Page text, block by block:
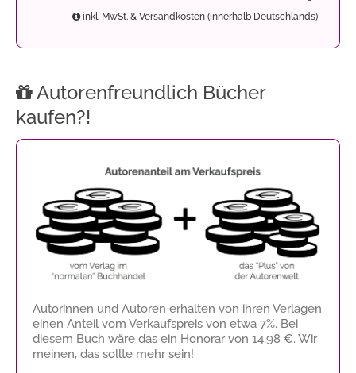
inkl. MwSt. & Versandkosten (innerhalb Deutschlands)
Autorenfreundlich Bücher
kaufen?!
Autorinnen und Autoren erhalten von ihren Verlagen
einen Anteil vom Verkaufspreis von etwa 7%. Bei
diesem Buch wäre das ein Honorar von 14,98 €. Wir
meinen, das sollte mehr sein!